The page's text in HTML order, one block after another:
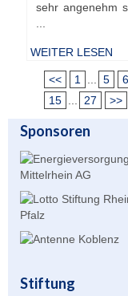
sehr angenehm
WEITER LESEN
<< 1 5 6
15
27 >>
Sponsoren
Stiftung